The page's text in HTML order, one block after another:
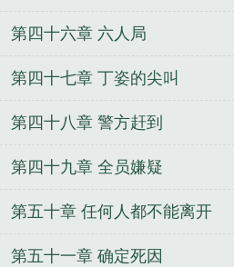
第四十六章 六人局
第四十七章 丁姿的尖叫
第四十八章 警方赶到
第四十九章 全员嫌疑
第五十章 任何人都不能离开
第五十一章 确定死因